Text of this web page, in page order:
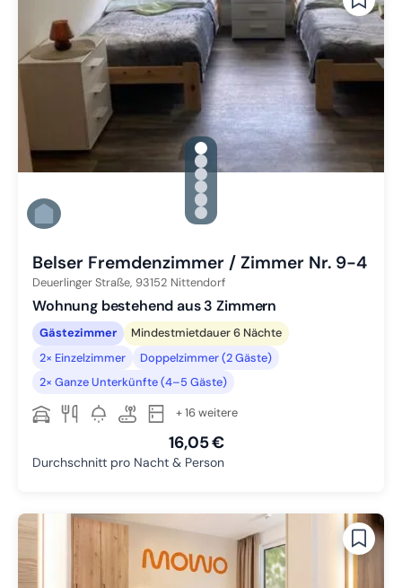
gallery.slide_selector
Zu Slide 1 wechseln
Zu Slide 2 wechseln
Zu Slide 3 wechseln
Zu Slide 4 wechseln
Zu Slide 5 wechseln
Zu Slide 6 wechseln
Belser Fremdenzimmer / Zimmer Nr. 9-4
Deuerlinger Straße, 93152 Nittendorf
Wohnung bestehend aus 3 Zimmern
Gästezimmer
Mindestmietdauer 6 Nächte
2× Einzelzimmer
Doppelzimmer (2 Gäste)
2× Ganze Unterkünfte (4–5 Gäste)
+ 16 weitere
16,05 €
Durchschnitt pro Nacht & Person